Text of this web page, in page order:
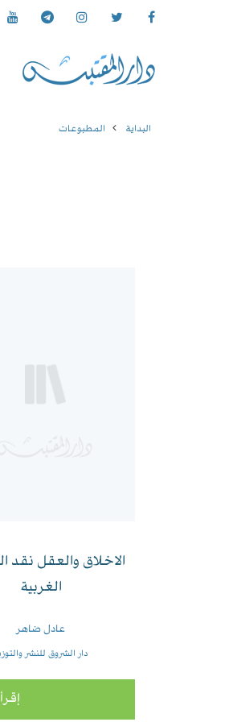
البداية المطبوعات
الاخلاق والعقل نقد
الغربية
عادل ضاهر
دار الشروق للنشر